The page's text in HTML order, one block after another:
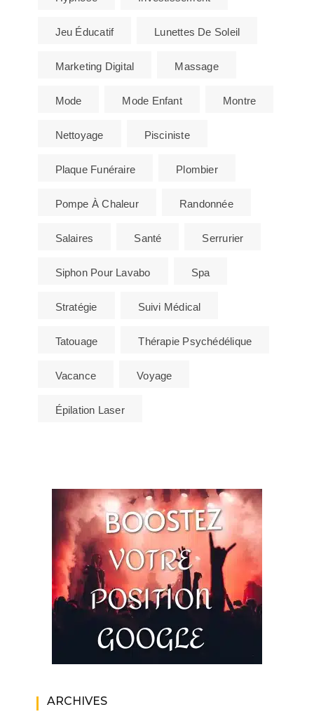
Jeu Éducatif Lunettes De Soleil
Marketing Digital Massage
Mode Mode Enfant Montre
Nettoyage Pisciniste
Plaque Funéraire Plombier
Pompe À Chaleur Randonnée
Salaires Santé Serrurier
Siphon Pour Lavabo Spa
Stratégie Suivi Médical
Tatouage Thérapie Psychédélique
Vacance Voyage
Épilation Laser
ARCHIVES